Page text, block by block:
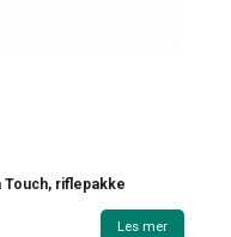
Touch, riflepakke
Les mer